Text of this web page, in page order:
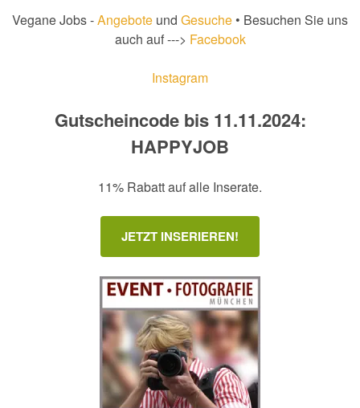
Vegane Jobs -Angebote und Gesuche • Besuchen Sie uns
auch auf ---> Facebook
Instagram
Gutscheincode bis 11.11.2024:
HAPPYJOB
11% Rabatt auf alle Inserate.
JETZT INSERIEREN!